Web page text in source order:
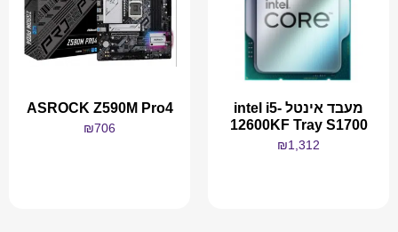
מעבד אינטל intel i5-
12600KF Tray S1700
₪1,312
ASROCK Z590M Pro4
₪706